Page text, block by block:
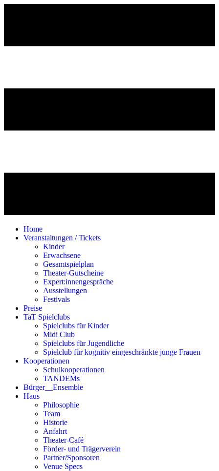
Home
Veranstaltungen / Tickets
Kinder
Erwachsene
Gesamtspielplan
Theater-Gutscheine
Expert:innengespräche
Ausstellungen
Festivals
Preise
TaT Spielclubs
Spielclubs für Kinder
Midi Club
Spielclubs für Jugendliche
Spielclub für kognitiv eingeschränkte junge Frauen
Kooperationen
Schulkooperationen
TANDEMs
Bürger__Ensemble
Haus
Philosophie
Team
Historie
Anfahrt
Theater-Café
Förder- und Trägerverein
Partner/Sponsoren
Venue Specs